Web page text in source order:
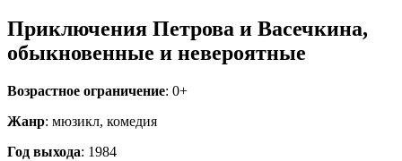
Приключения Петрова и Васечкина,
обыкновенные и невероятные
Возрастное ограничение: 0+
Жанр: мюзикл, комедия
Год выхода: 1984